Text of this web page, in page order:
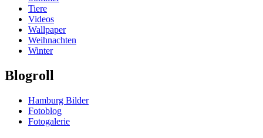
Tiere
Videos
Wallpaper
Weihnachten
Winter
Blogroll
Hamburg Bilder
Fotoblog
Fotogalerie